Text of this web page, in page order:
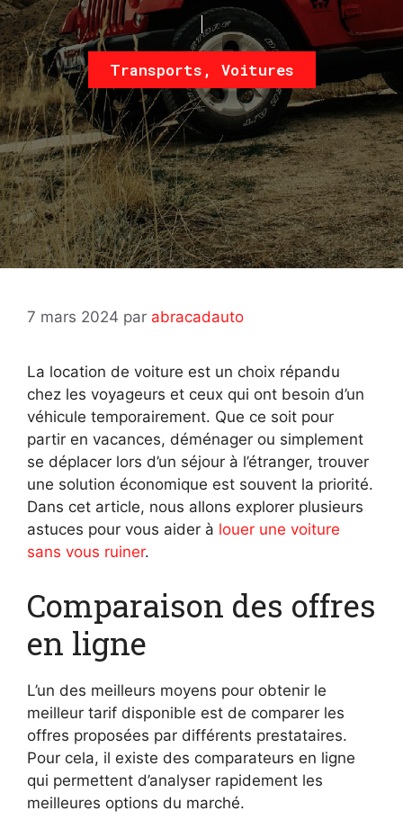
Transports , Voitures
7 mars 2024 par abracadauto
La location de voiture est un choix répandu
chez les voyageurs et ceux qui ont besoin d’un
véhicule temporairement. Que ce soit pour
partir en vacances, déménager ou simplement
se déplacer lors d’un séjour à l’étranger, trouver
une solution économique est souvent la priorité.
Dans cet article, nous allons explorer plusieurs
astuces pour vous aider à louer une voiture
sans vous ruiner.
Comparaison des offres
en ligne
L’un des meilleurs moyens pour obtenir le
meilleur tarif disponible est de comparer les
offres proposées par différents prestataires.
Pour cela, il existe des comparateurs en ligne
qui permettent d’analyser rapidement les
meilleures options du marché.